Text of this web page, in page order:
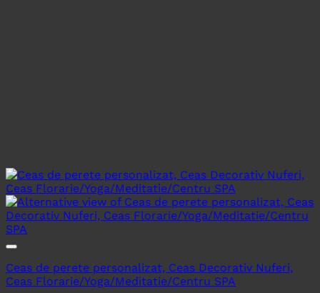
Ceas de perete personalizat, Ceas Decorativ Nuferi,
Ceas Florarie/Yoga/Meditatie/Centru SPA